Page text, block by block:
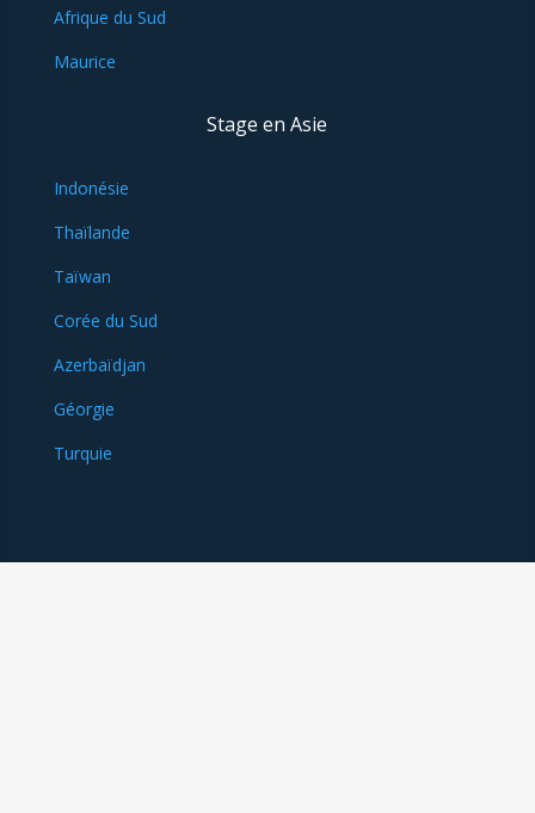
Afrique du Sud
Maurice
Stage en Asie
Indonésie
Thaïlande
Taïwan
Corée du Sud
Azerbaïdjan
Géorgie
Turquie